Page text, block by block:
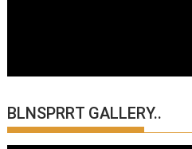
BLNSPRRT GALLERY..